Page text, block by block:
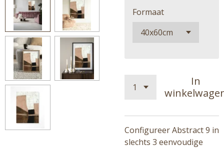
Formaat
In
Configureer Abstract 9 in
slechts 3 eenvoudige